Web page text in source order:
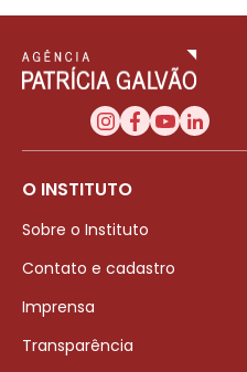
O INSTITUTO
Sobre o Instituto
Contato e cadastro
Imprensa
Transparência